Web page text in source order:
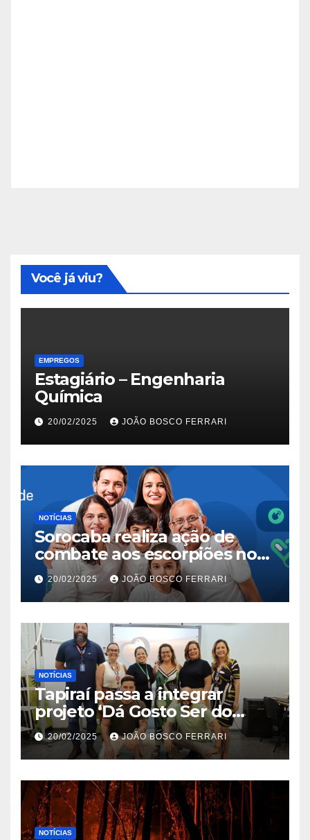
Você já viu?
EMPREGOS
Estagiário – Engenharia
Química
20/02/2025 JOÃO BOSCO FERRARI
NOTÍCIAS
Sorocaba realiza ação de
combate aos escorpiões no
Jardim São Carlos
20/02/2025 JOÃO BOSCO FERRARI
NOTÍCIAS
Tapiraí passa a integrar
projeto ‘Dá Gosto Ser do
Ribeira’ | ASN São Paulo
20/02/2025 JOÃO BOSCO FERRARI
NOTÍCIAS